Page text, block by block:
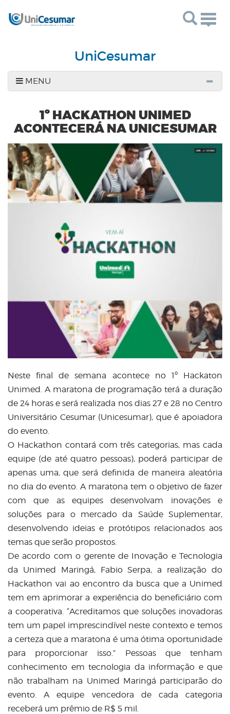
UniCesumar
MENU
1º HACKATHON UNIMED
ACONTECERÁ NA UNICESUMAR
Neste final de semana acontece no 1º Hackaton
Unimed. A maratona de programação terá a duração
de 24 horas e será realizada nos dias 27 e 28 no Centro
Universitário Cesumar (Unicesumar), que é apoiadora
do evento.
O Hackathon contará com três categorias, mas cada
equipe (de até quatro pessoas), poderá participar de
apenas uma, que será definida de maneira aleatória
no dia do evento. A maratona tem o objetivo de fazer
com que as equipes desenvolvam inovações e
soluções para o mercado da Saúde Suplementar,
desenvolvendo ideias e protótipos relacionados aos
temas que serão propostos.
De acordo com o gerente de Inovação e Tecnologia
da Unimed Maringá, Fabio Serpa, a realização do
Hackathon vai ao encontro da busca que a Unimed
tem em aprimorar a experiência do beneficiário com
a cooperativa. “Acreditamos que soluções inovadoras
tem um papel imprescindível neste contexto e temos
a certeza que a maratona é uma ótima oportunidade
para proporcionar isso.” Pessoas que tenham
conhecimento em tecnologia da informação e que
não trabalham na Unimed Maringá participarão do
evento. A equipe vencedora de cada categoria
receberá um prêmio de R$ 5 mil.